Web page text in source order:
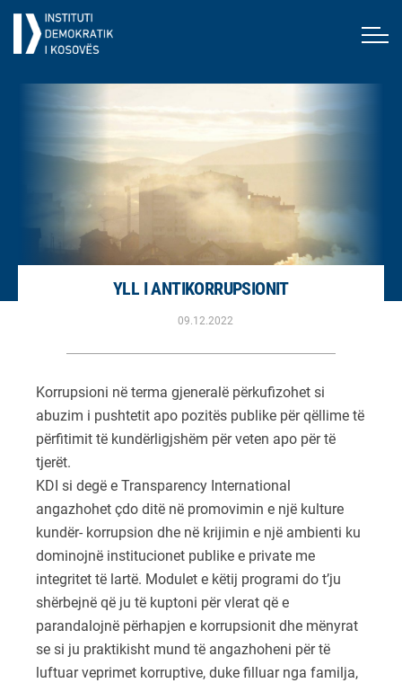
YLL I ANTIKORRUPSIONIT
09.12.2022
Korrupsioni në terma gjeneralë përkufizohet si
abuzim i pushtetit apo pozitës publike për qëllime të
përfitimit të kundërligjshëm për veten apo për të
tjerët.
KDI si degë e Transparency International
angazhohet çdo ditë në promovimin e një kulture
kundër- korrupsion dhe në krijimin e një ambienti ku
dominojnë institucionet publike e private me
integritet të lartë. Modulet e këtij programi do t’ju
shërbejnë që ju të kuptoni për vlerat që e
parandalojnë përhapjen e korrupsionit dhe mënyrat
se si ju praktikisht mund të angazhoheni për të
luftuar veprimet korruptive, duke filluar nga familja,